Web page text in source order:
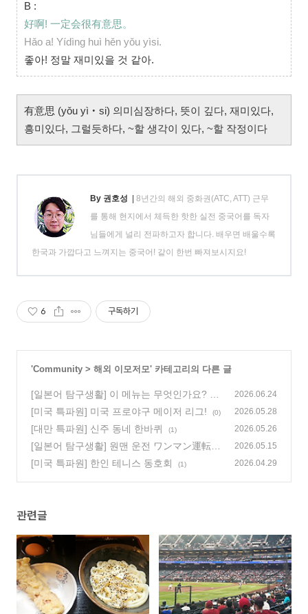
B :
好啊! 一定会很有意思。
Hǎo a! Yídìng huì hěn yǒu yìsi.
좋아! 정말 재미있을 것 같아.
有意思 (yǒu yì‧si) 의미심장하다, 뜻이 깊다, 재미있다,
흥미있다, 그럴듯하다, ~할 생각이 있다, ~할 작정이다
By 권호성 | 8년간의 해외 중화권(ATC, ATT) 근무
를 통해 현지에서 체득한 핫한 실전 중국어를 독자
님들에게 널리 전파하고자 합니다. 배우면 배울수록
한국과 가깝다고 느껴지는 중국어! 같이 한번 빠져보시지요!
6 구독하기
'Community > 해외 이모저모' 카테고리의 다른 글
[일본어 탐구생활] 이 메뉴는 무엇인가요? こ
のメニューは何ですか?
(0)
2026.06.24
[미국 특파원] 미국 프로야구 메이저 리그! (0) 2026.05.28
[대만 특파원] 신주 동네 한바퀴 (1) 2026.05.26
[일본어 탐구생활] 원맨 운전 ワンマン運転
(0)
2026.05.15
[미국 특파원] 한인 테니스 동호회 (1) 2026.04.29
관련글